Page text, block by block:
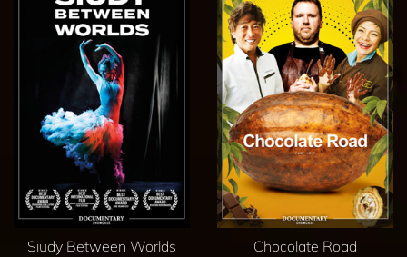
Siudy Between Worlds Chocolate Road